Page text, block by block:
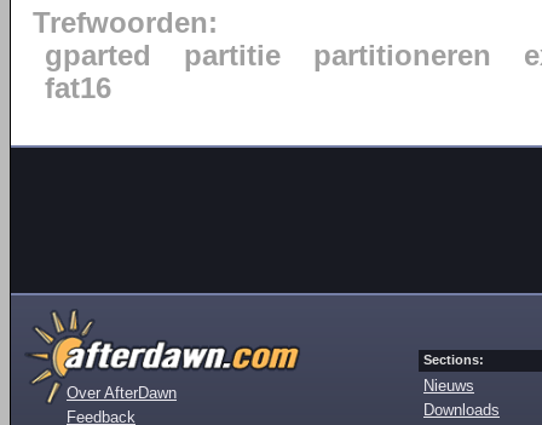
Trefwoorden:
gparted
partitie partitioneren
fat16
Over AfterDawn
Feedback
Sections:
Nieuws
Downloads